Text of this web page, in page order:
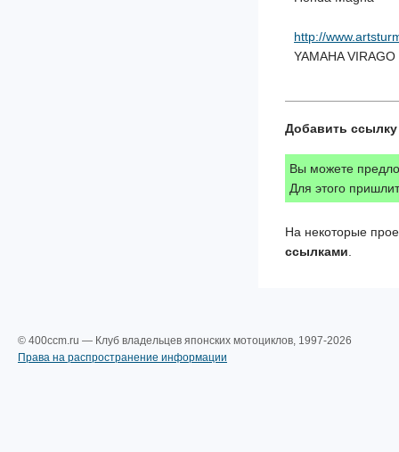
http://
YAMAHA
Добавить ссылку
Вы можете
Для этого
На некоторые
ссылками.
© 400ccm.ru — Клуб владельцев японских мотоциклов, 1997-2026
Права на распространение информации